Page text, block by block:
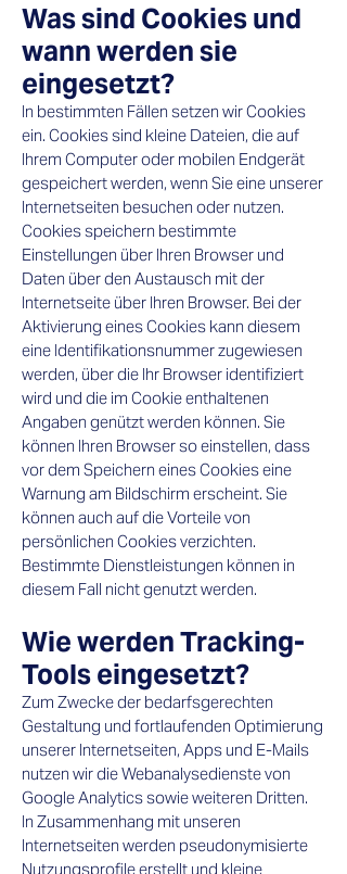
Was sind Cookies und
wann werden sie
eingesetzt?​
In bestimmten Fällen setzen wir Cookies
ein. Cookies sind kleine Dateien, die auf
Ihrem Computer oder mobilen Endgerät
gespeichert werden, wenn Sie eine unserer
Internetseiten besuchen oder nutzen.
Cookies speichern bestimmte
Einstellungen über Ihren Browser und
Daten über den Austausch mit der
Internetseite über Ihren Browser. Bei der
Aktivierung eines Cookies kann diesem
eine Identifikationsnummer zugewiesen
werden, über die Ihr Browser identifiziert
wird und die im Cookie enthaltenen
Angaben genützt werden können. Sie
können Ihren Browser so einstellen, dass
vor dem Speichern eines Cookies eine
Warnung am Bildschirm erscheint. Sie
können auch auf die Vorteile von
persönlichen Cookies verzichten.
Bestimmte Dienstleistungen können in
diesem Fall nicht genutzt werden.​
Wie werden Tracking-
Tools eingesetzt?​
Zum Zwecke der bedarfsgerechten
Gestaltung und fortlaufenden Optimierung
unserer Internetseiten, Apps und E-Mails
nutzen wir die Webanalysedienste von
Google Analytics sowie weiteren Dritten.
In Zusammenhang mit unseren
Internetseiten werden pseudonymisierte
Nutzungsprofile erstellt und kleine